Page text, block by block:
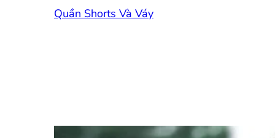
Quần Shorts Và Váy